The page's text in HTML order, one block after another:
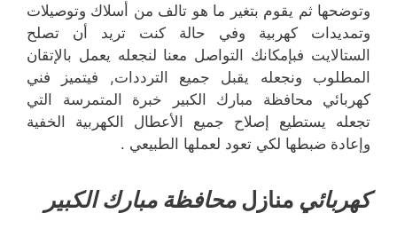
وتوضحها ثم يقوم بتغير ما هو تالف من أسلاك وتوصيلات
وتمديدات كهربية وفي حالة كنت تريد أن تصلح
الستالايت فبإمكانك التواصل معنا لنجعله يعمل بالإتقان
المطلوب ونجعله يقبل جميع الترددات, فيتميز فني
كهربائي محافظة مبارك الكبير خبرة المتمرسة التي
تجعله يستطيع إصلاح جميع الأعطال الكهربية الخفية
وإعادة ضبطها لكي تعود لعملها الطبيعي .
كهربائي منازل محافظة مبارك الكبير